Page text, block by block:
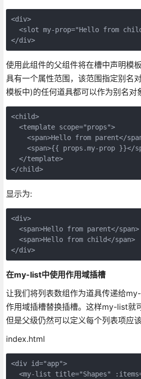
<div>
<slot my-prop="Hello from
</div>
使用此组件的父组件将在槽中声明模
具有一个属性范围，该范围指定别名
模板中)的任何道具都可以作为别名对
<child>
  <template scope="props">
<span>Hello from parent</
<span>{{ props.my-prop }}</
  </template>
</child>
显示为:
<div>
  <span>Hello from parent</span>
  <span>Hello from child</span>
</div>
在my-list中使用作用域插槽
让我们将列表数组作为道具传递给
作用域插槽替换插槽。这样my-list就
但是父级仍然可以定义每个列表项应该
index.html
<div id="app">
<my-list title="Shapes"